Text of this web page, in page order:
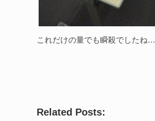
これだけの量でも瞬殺でしたね…
Related Posts: